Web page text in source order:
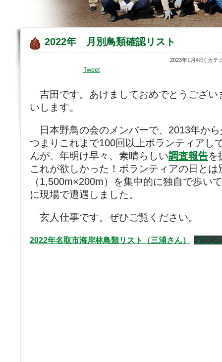
2022年 月別鳥類確認リスト
2023年1月4日( カテ
Tweet
吉田です。あけましておめでとうござい
いします。
日本野鳥の会のメンバーで、2013年か
つまりこれまで100回以上ボランティアし
んが、年明け早々、素晴らしい調査報告を
これが欲しかった！ボランティアの日と
（1,500m×200m）を集中的に独自で歩い
に現場で遭遇しました。
玄人仕事です。ぜひご覧ください。
2022年名取市海岸林鳥類リスト（三浦さん） ダウン